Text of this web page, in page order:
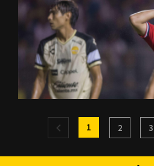
1 2 3